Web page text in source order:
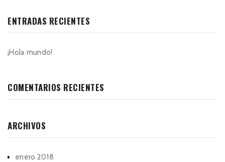
ENTRADAS RECIENTES
¡Hola mundo!
COMENTARIOS RECIENTES
ARCHIVOS
enero 2018